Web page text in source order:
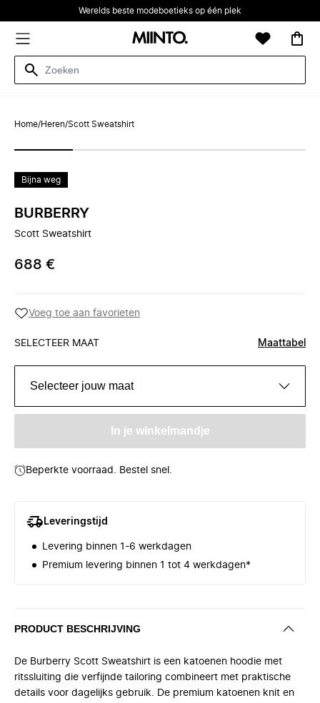
Werelds beste modeboetieks op één plek
Home/Heren/Scott Sweatshirt
Bijna weg
BURBERRY
Scott Sweatshirt
688 €
Voeg toe aan favorieten
SELECTEER MAAT Maattabel
Selecteer jouw maat
In je winkelmandje
Beperkte voorraad. Bestel snel.
Leveringstijd
Levering binnen 1-6 werkdagen
Premium levering binnen 1 tot 4 werkdagen*
PRODUCT BESCHRIJVING
De Burberry Scott Sweatshirt is een katoenen hoodie met
ritssluiting die verfijnde tailoring combineert met praktische
details voor dagelijks gebruik. De premium katoenen knit en